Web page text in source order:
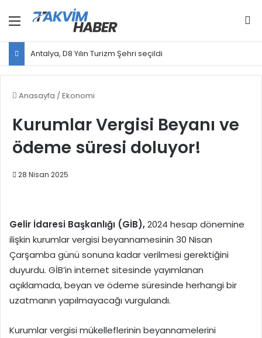
Menü
Antalya, D8 Yılın Turizm Şehri seçildi
Anasayfa / Ekonomi
Kurumlar Vergisi Beyanı ve
ödeme süresi doluyor!
28 Nisan 2025
Gelir İdaresi Başkanlığı (GİB),2024 hesap dönemine
ilişkin kurumlar vergisi beyannamesinin 30 Nisan
Çarşamba günü sonuna kadar verilmesi gerektiğini
duyurdu. GİB’in internet sitesinde yayımlanan
açıklamada, beyan ve ödeme süresinde herhangi bir
uzatmanın yapılmayacağı vurgulandı.
Kurumlar vergisi mükelleflerinin beyannamelerini